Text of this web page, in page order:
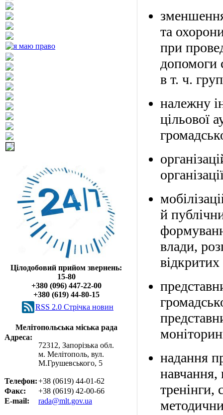
Цілодобовий прийом звернень:
15-80
+380 (096) 447-22-00
+380 (619) 44-80-15
RSS 2.0 Cтрічка новин
Мелітопольська міська рада
Адреса:
72312, Запорізька обл.
м. Мелітополь, вул.
М.Грушевського, 5
Телефон:+38 (0619) 44-01-62
Факс:
+38 (0619) 42-00-66
E-mail:
rada@mlt.gov.ua
та
при
допомоги
в т. ч.
належну
цільової
й
влади,
надання
навчання,
тренінги,